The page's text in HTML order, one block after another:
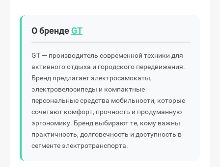
О брендеGT
GT — производитель современной техники для
активного отдыха и городского передвижения.
Бренд предлагает электросамокаты,
электровелосипеды и компактные
персональные средства мобильности, которые
сочетают комфорт, прочность и продуманную
эргономику. Бренд выбирают те, кому важны
практичность, долговечность и доступность в
сегменте электротранспорта.